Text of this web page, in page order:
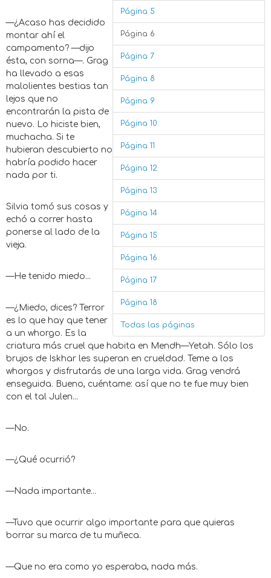
Página 5
Página 6
Página 7
Página 8
Página 9
Página 10
Página 11
Página 12
Página 13
Página 14
Página 15
Página 16
Página 17
Página 18
Todas las páginas
—¿Acaso has decidido
montar ahí el
campamento? —dijo
ésta, con sorna—. Grag
ha llevado a esas
malolientes bestias tan
lejos que no
encontrarán la pista de
nuevo. Lo hiciste bien,
muchacha. Si te
hubieran descubierto no
habría podido hacer
nada por ti.
Silvia tomó sus cosas y
echó a correr hasta
ponerse al lado de la
vieja.
—He tenido miedo...
—¿Miedo, dices? Terror
es lo que hay que tener
a un whorgo. Es la
criatura más cruel que habita en Mendh—Yetah. Sólo los
brujos de Iskhar les superan en crueldad. Teme a los
whorgos y disfrutarás de una larga vida. Grag vendrá
enseguida. Bueno, cuéntame: así que no te fue muy bien
con el tal Julen...
—No.
—¿Qué ocurrió?
—Nada importante...
—Tuvo que ocurrir algo importante para que quieras
borrar su marca de tu muñeca.
—Que no era como yo esperaba, nada más.